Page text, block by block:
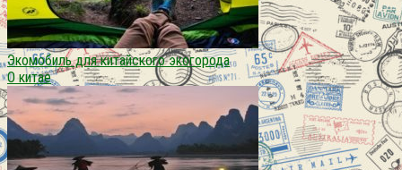
Экомобиль для китайского экогорода
О китае